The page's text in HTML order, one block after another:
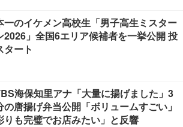
一のイケメン高校生「男子高生ミスター
2026」全国6エリア候補者を一挙公開 投
タート
海保知里アナ「大量に揚げました」3
の唐揚げ弁当公開「ボリュームすごい」
りも完璧でお店みたい」と反響